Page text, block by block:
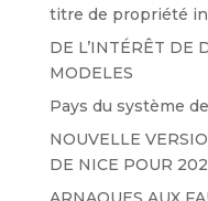
titre de propriété
DE L’INTÉRÊT DE
MODELES
Pays du système
NOUVELLE
DE NICE POUR